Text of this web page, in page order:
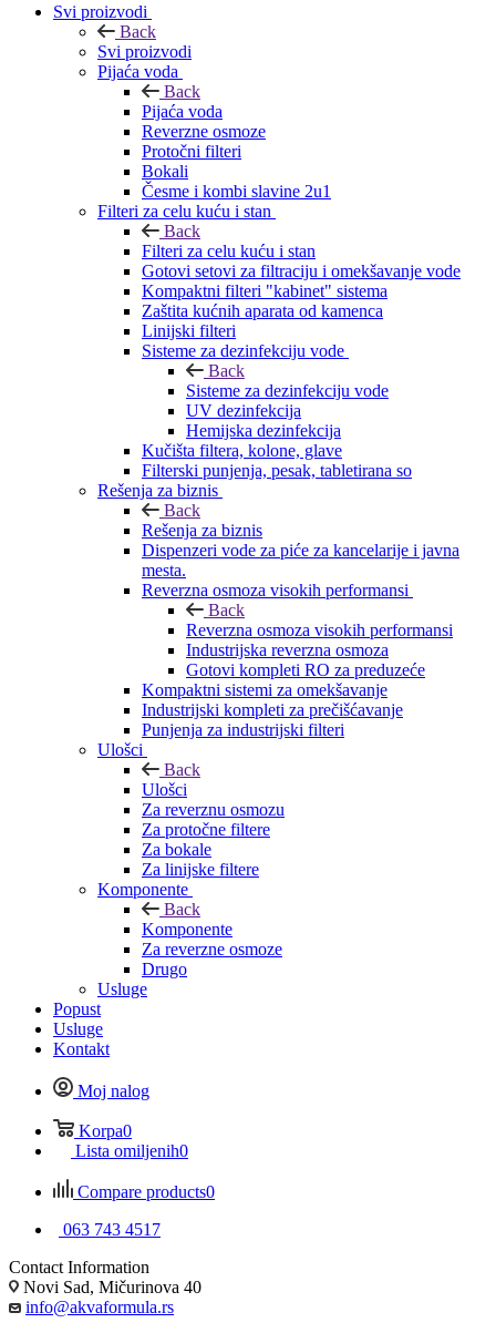
Svi proizvodi
Back
Svi proizvodi
Pijaća voda
Back
Pijaća voda
Reverzne osmoze
Protočni filteri
Bokali
Česme i kombi slavine 2u1
Filteri za celu kuću i stan
Back
Filteri za celu kuću i stan
Gotovi setovi za filtraciju i omekšavanje vode
Kompaktni filteri "kabinet" sistema
Zaštita kućnih aparata od kamenca
Linijski filteri
Sisteme za dezinfekciju vode
Back
Sisteme za dezinfekciju vode
UV dezinfekcija
Hemijska dezinfekcija
Kučišta filtera, kolone, glave
Filterski punjenja, pesak, tabletirana so
Rešenja za biznis
Back
Rešenja za biznis
Dispenzeri vode za piće za kancelarije i javna
mesta.
Reverzna osmoza visokih performansi
Back
Reverzna osmoza visokih performansi
Industrijska reverzna osmoza
Gotovi kompleti RO za preduzeće
Kompaktni sistemi za omekšavanje
Industrijski kompleti za prečišćavanje
Punjenja za industrijski filteri
Ulošci
Back
Ulošci
Za reverznu osmozu
Za protočne filtere
Za bokale
Za linijske filtere
Komponente
Back
Komponente
Za reverzne osmoze
Drugo
Usluge
Popust
Usluge
Kontakt
Moj nalog
Korpa0
Lista omiljenih0
Compare products0
063 743 4517
Contact Information
Novi Sad, Mičurinova 40
info@akvaformula.rs